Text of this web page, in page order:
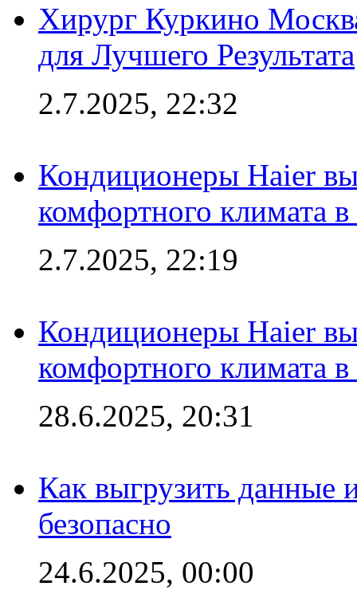
Хирург Куркино
для Лучшего Результата
2.7.2025, 22:32
Кондиционеры Haier
комфортного климата
2.7.2025, 22:19
Кондиционеры Haier
комфортного климата
28.6.2025, 20:31
Как выгрузить данные
безопасно
24.6.2025, 00:00